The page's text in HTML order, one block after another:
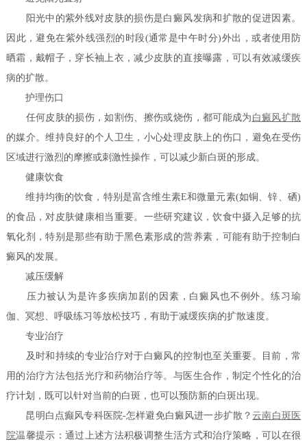
阳光中的紫外线对皮肤的损伤是白癜风发病和扩散的促进因素。
因此，避免在紫外线强烈的时段(通常是中午时分)外出，或者使用防
晒霜，戴帽子，穿长袖上衣，减少皮肤的直接曝露，可以有效减缓疾
病的扩散。
护理伤口
任何皮肤的损伤，如割伤、擦伤或烧伤，都可能成为 白癜风扩散
的媒介。维持良好的个人卫生，小心处理皮肤上的伤口，避免在受伤
区域进行激烈的摩擦或刺激性操作，可以减少新白斑的形成。
健康饮食
维持均衡的饮食，特别是富含维生素E和微量元素(如铜、锌、硒)
的食品，对皮肤健康相当重要。一些研究建议，饮食中摄入足够的抗
氧化剂，特别是那些有助于黑色素形成的营养素，可能有助于控制白
癜风的发展。
减压缓解
压力被认为是许多疾病加剧的因素，白癜风也不例外。练习瑜
伽、冥想、呼吸练习等放松技巧，有助于减缓疾病的扩散速度。
专业治疗
及时和持续的专业治疗对于白癜风的控制也至关重要。目前，常
用的治疗方法包括光疗和药物治疗等。与医生合作，制定个性化的治
疗计划，既可以针对当前的白斑，也可以预防新的白斑出现。
昆明白点癫风专科医院-怎样避免白癜风进一步扩散？云南白斑医
院温馨提示：通过上述方法积极调整生活方式和治疗策略，可以在很